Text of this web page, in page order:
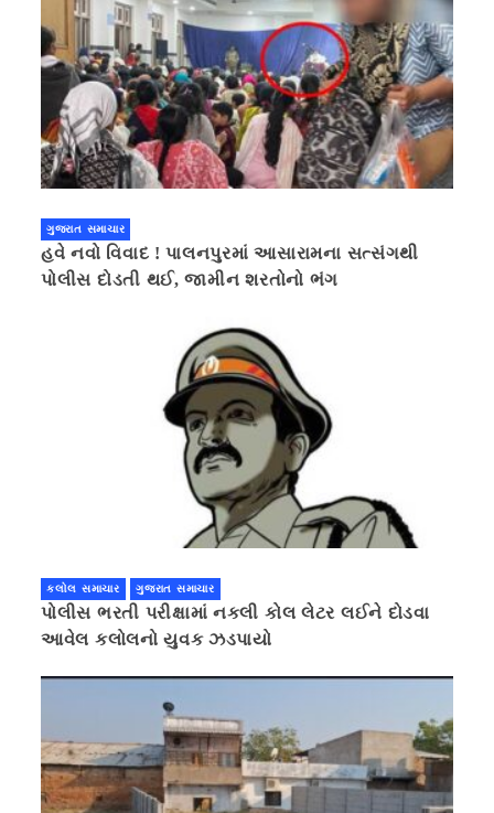
ગુજરાત સમાચાર
હવે નવો વિવાદ ! પાલનપુરમાં આસારામના સત્સંગથી
પોલીસ દોડતી થઈ, જામીન શરતોનો ભંગ
કલોલ સમાચાર ગુજરાત સમાચાર
પોલીસ ભરતી પરીક્ષામાં નકલી કોલ લેટર લઈને દોડવા
આવેલ કલોલનો યુવક ઝડપાયો